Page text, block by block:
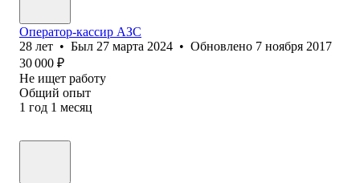
Оператор-кассир АЗС
28 лет • Был 27 марта 2024 • Обновлено 7 ноября 2017
30 000 ₽
Не ищет работу
Общий опыт
1 год 1 месяц